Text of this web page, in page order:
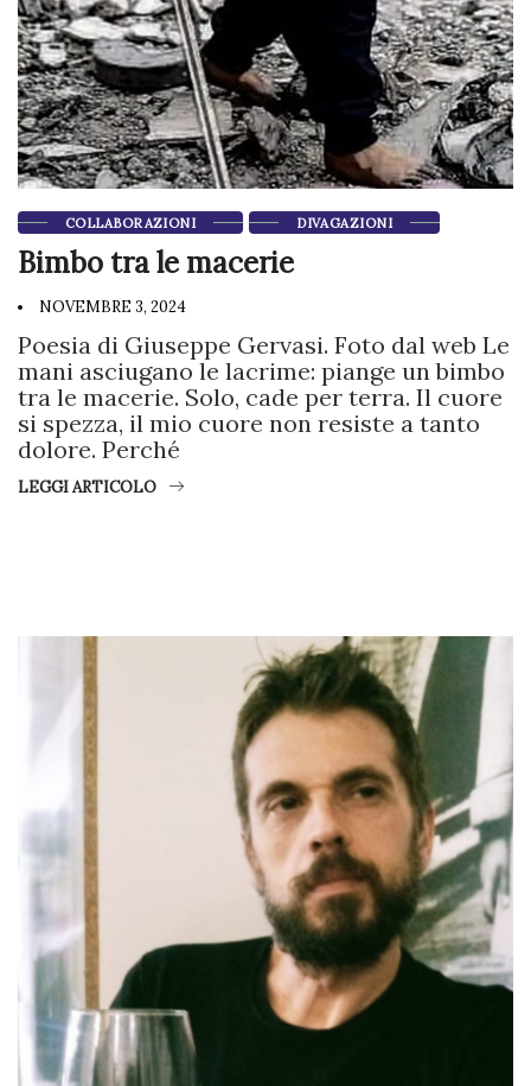
COLLABORAZIONI DIVAGAZIONI
Bimbo tra le macerie
NOVEMBRE 3, 2024
Poesia di Giuseppe Gervasi. Foto dal web Le
mani asciugano le lacrime: piange un bimbo
tra le macerie. Solo, cade per terra. Il cuore
si spezza, il mio cuore non resiste a tanto
dolore. Perché
LEGGI ARTICOLO